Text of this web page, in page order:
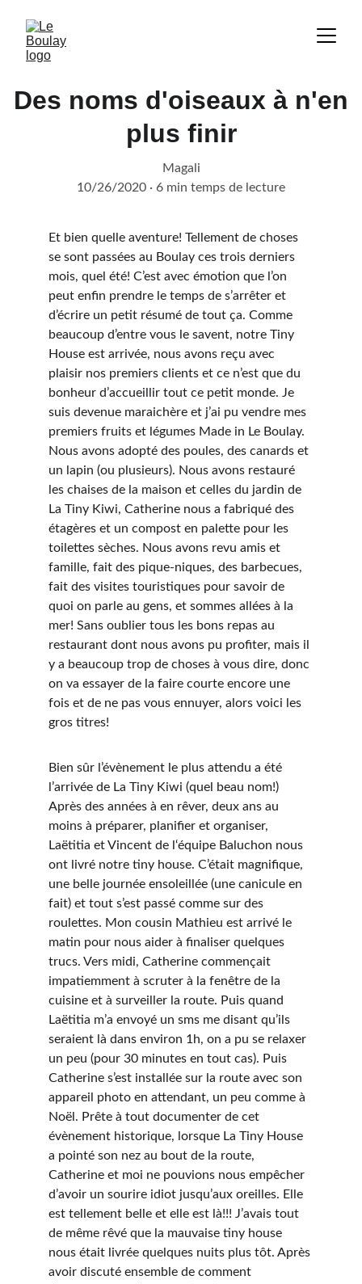
Des noms d'oiseaux à n'en
plus finir
Magali
10/26/2020
6 min temps de lecture
Et bien quelle aventure! Tellement de choses
se sont passées au Boulay ces trois derniers
mois, quel été! C’est avec émotion que l’on
peut enfin prendre le temps de s’arrêter et
d’écrire un petit résumé de tout ça. Comme
beaucoup d’entre vous le savent, notre Tiny
House est arrivée, nous avons reçu avec
plaisir nos premiers clients et ce n’est que du
bonheur d’accueillir tout ce petit monde. Je
suis devenue maraichère et j’ai pu vendre mes
premiers fruits et légumes Made in Le Boulay.
Nous avons adopté des poules, des canards et
un lapin (ou plusieurs). Nous avons restauré
les chaises de la maison et celles du jardin de
La Tiny Kiwi, Catherine nous a fabriqué des
étagères et un compost en palette pour les
toilettes sèches. Nous avons revu amis et
famille, fait des pique-niques, des barbecues,
fait des visites touristiques pour savoir de
quoi on parle au gens, et sommes allées à la
mer! Sans oublier tous les bons repas au
restaurant dont nous avons pu profiter, mais il
y a beaucoup trop de choses à vous dire, donc
on va essayer de la faire courte encore une
fois et de ne pas vous ennuyer, alors voici les
gros titres!
Bien sûr l’évènement le plus attendu a été
l’arrivée de La Tiny Kiwi (quel beau nom!)
Après des années à en rêver, deux ans au
moins à préparer, planifier et organiser,
Laëtitia et Vincent de l‘équipe Baluchon nous
ont livré notre tiny house. C’était magnifique,
une belle journée ensoleillée (une canicule en
fait) et tout s’est passé comme sur des
roulettes. Mon cousin Mathieu est arrivé le
matin pour nous aider à finaliser quelques
trucs. Vers midi, Catherine commençait
impatiemment à scruter à la fenêtre de la
cuisine et à surveiller la route. Puis quand
Laëtitia m’a envoyé un sms me disant qu’ils
seraient là dans environ 1h, on a pu se relaxer
un peu (pour 30 minutes en tout cas). Puis
Catherine s’est installée sur la route avec son
appareil photo en attendant, un peu comme à
Noël. Prête à tout documenter de cet
évènement historique, lorsque La Tiny House
a pointé son nez au bout de la route,
Catherine et moi ne pouvions nous empêcher
d’avoir un sourire idiot jusqu’aux oreilles. Elle
est tellement belle et elle est là!!! J’avais tout
de même rêvé que la mauvaise tiny house
nous était livrée quelques nuits plus tôt. Après
avoir discuté ensemble de comment